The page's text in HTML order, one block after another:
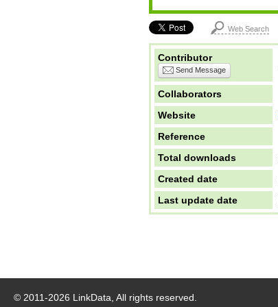
Web Search
Contributor
Send Message
Collaborators
Website
Reference
Total downloads
Created date
Last update date
© 2011-2026 LinkData, All rights reserved.